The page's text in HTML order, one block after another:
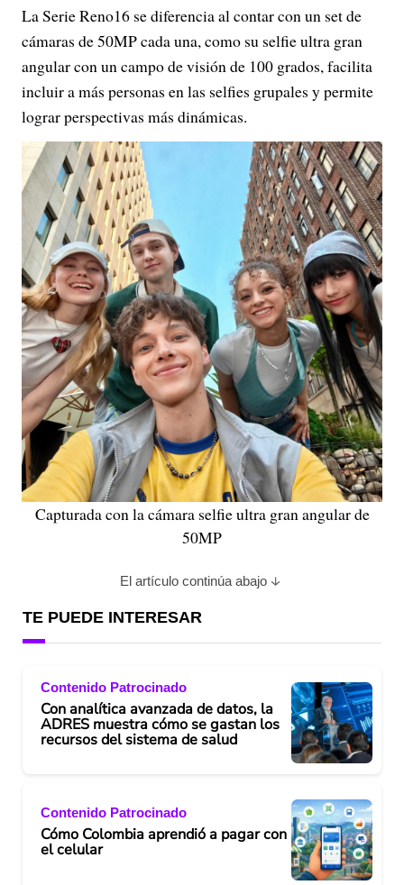
La Serie Reno16 se diferencia al contar con un set de
cámaras de 50MP cada una, como su selfie ultra gran
angular con un campo de visión de 100 grados, facilita
incluir a más personas en las selfies grupales y permite
lograr perspectivas más dinámicas.
Capturada con la cámara selfie ultra gran angular de
50MP
El artículo continúa abajo
TE PUEDE INTERESAR
Contenido Patrocinado
Con analítica avanzada de datos, la
ADRES muestra cómo se gastan los
recursos del sistema de salud
Contenido Patrocinado
Cómo Colombia aprendió a pagar con
el celular